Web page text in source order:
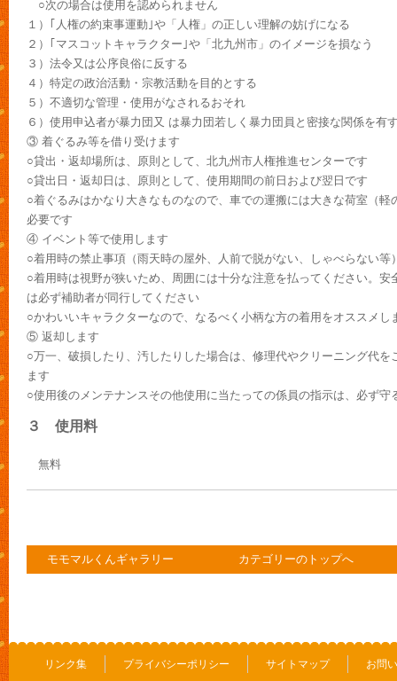
○次の場合は使用を認められません
１）｢人権の約束事運動｣や「人権」の正しい理解の妨げになる
２）｢マスコットキャラクター｣や「北九州市」のイメージを損なう
３）法令又は公序良俗に反する
４）特定の政治活動・宗教活動を目的とする
５）不適切な管理・使用がなされるおそれ
６）使用申込者が暴力団又 は暴力団若しく暴力団員と密接な関係を有
③ 着ぐるみ等を借り受けます
○貸出・返却場所は、原則として、北九州市人権推進センターです
○貸出日・返却日は、原則として、使用期間の前日および翌日です
○着ぐるみはかなり大きなものなので、車での運搬には大きな荷室（軽
必要です
④ イベント等で使用します
○着用時の禁止事項（雨天時の屋外、人前で脱がない、しゃべらない等
○着用時は視野が狭いため、周囲には十分な注意を払ってください。安
は必ず補助者が同行してください
○かわいいキャラクターなので、なるべく小柄な方の着用をオススメし
⑤ 返却します
○万一、破損したり、汚したりした場合は、修理代やクリーニング代を
ます
○使用後のメンテナンスその他使用に当たっての係員の指示は、必ず守
３ 使用料
無料
モモマルくんギャラリー カテゴリーのトップへ
リンク集 プライバシーポリシー サイトマップ お問